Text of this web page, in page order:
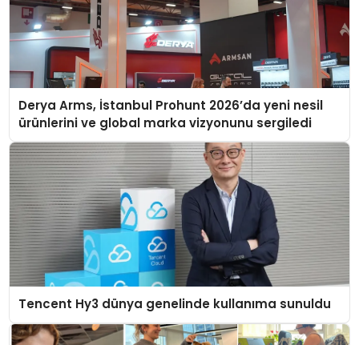
Derya Arms, İstanbul Prohunt 2026’da yeni nesil
ürünlerini ve global marka vizyonunu sergiledi
Tencent Hy3 dünya genelinde kullanıma sunuldu